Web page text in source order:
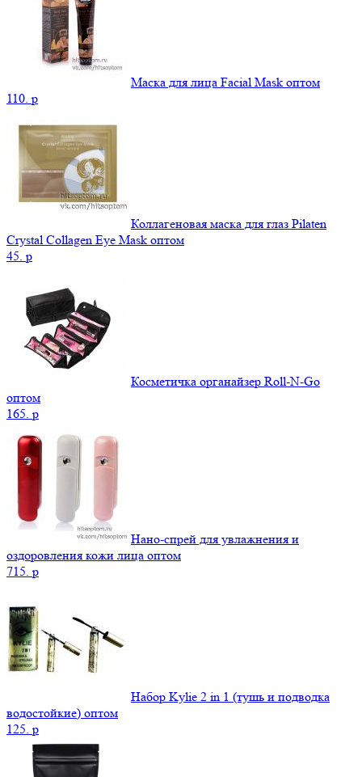
Маска для лица Facial Mask оптом
110. p
Коллагеновая маска для глаз Pilaten
Crystal Collagen Eye Mask оптом
45. p
Косметичка органайзер Roll-N-Go
оптом
165. p
Нано-спрей для увлажнения и
оздоровления кожи лица оптом
715. p
Набор Kylie 2 in 1 (тушь и подводка
водостойкие) оптом
125. p